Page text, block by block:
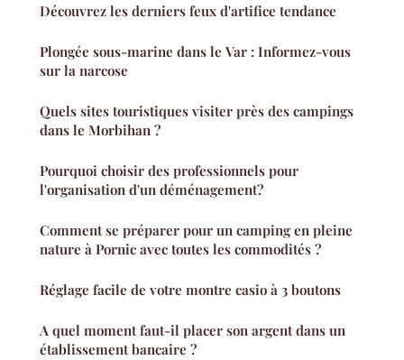
Découvrez les derniers feux d'artifice tendance
Plongée sous-marine dans le Var : Informez-vous
sur la narcose
Quels sites touristiques visiter près des campings
dans le Morbihan ?
Pourquoi choisir des professionnels pour
l'organisation d'un déménagement?
Comment se préparer pour un camping en pleine
nature à Pornic avec toutes les commodités ?
Réglage facile de votre montre casio à 3 boutons
A quel moment faut-il placer son argent dans un
établissement bancaire ?